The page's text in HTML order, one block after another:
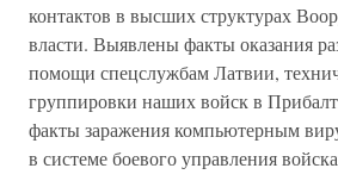
контактов в высших структурах
власти. Выявлены факты оказания
помощи спецслужбам Латвии,
группировки наших войск в
факты заражения компьютерным
в системе боевого управления